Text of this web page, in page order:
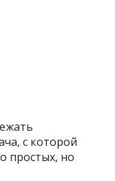
с которой
простых, но